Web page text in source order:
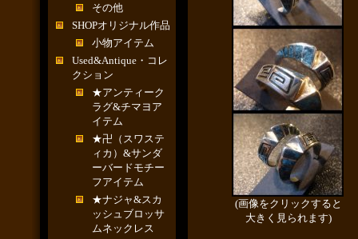
その他
SHOPオリジナル作品
小物アイテム
Used&Antique・コレ
クション
★アンティーク
ラグ&チマヨア
イテム
★卍（スワステ
ィカ）&サンダ
ーバードモチー
フアイテム
★ナジャ&スカ
ッシュブロッサ
ムネックレス
(画像をクリックすると
大きく見られます)